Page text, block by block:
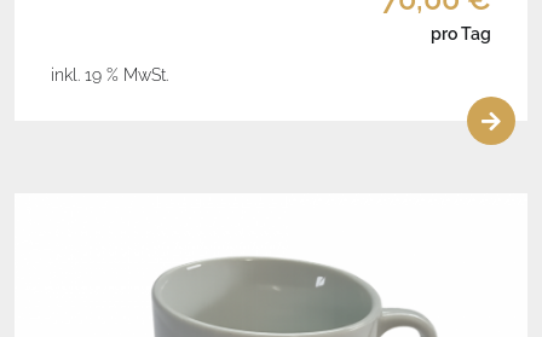
pro Tag
inkl. 19 % MwSt.